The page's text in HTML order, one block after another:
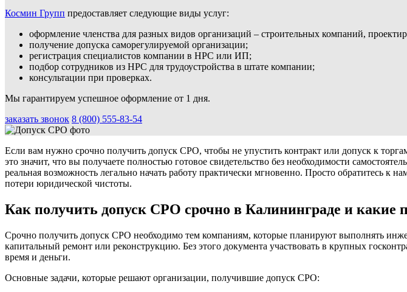
Космин Групп предоставляет следующие виды услуг:
оформление членства для разных видов организаций – строительных компаний,
получение допуска саморегулируемой организации;
регистрация специалистов компании в НРС или ИП;
подбор сотрудников из НРС для трудоустройства в штате компании;
консультации при проверках.
Мы гарантируем успешное оформление от 1 дня.
заказать звонок 8 (800) 555-83-54
Если вам нужно срочно получить допуск СРО, чтобы не упустить контракт или допуск к
это значит, что вы получаете полностью готовое свидетельство без необходимости
реальная возможность легально начать работу практически мгновенно. Просто обратитесь
потери юридической чистоты.
Как получить допуск СРО срочно в Калининграде и какие
Срочно получить допуск СРО необходимо тем компаниям, которые планируют выполнять
капитальный ремонт или реконструкцию. Без этого документа участвовать в крупных
время и деньги.
Основные задачи, которые решают организации, получившие допуск СРО: